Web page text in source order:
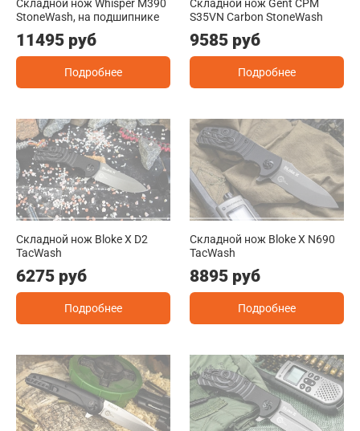
Складной нож Whisper M390
StoneWash, на подшипнике
11495 руб
Подробнее
Складной нож Gent CPM
S35VN Carbon StoneWash
9585 руб
Подробнее
Складной нож Bloke X D2
TacWash
6275 руб
Подробнее
Складной нож Bloke X N690
TacWash
8895 руб
Подробнее